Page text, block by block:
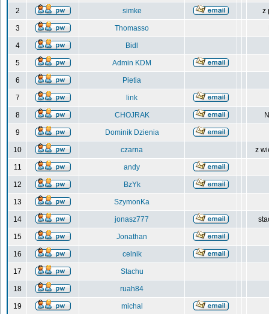
2 simke z
3 Thomasso
4 Bidl
5 Admin KDM
6 Pietia
7 link
8 CHOJRAK
9 Dominik Dzienia
10 czarna z
11 andy
12 BzYk
13 SzymonKa
14 jonasz777
15 Jonathan
16 celnik
17 Stachu
18 ruah84
19 michal